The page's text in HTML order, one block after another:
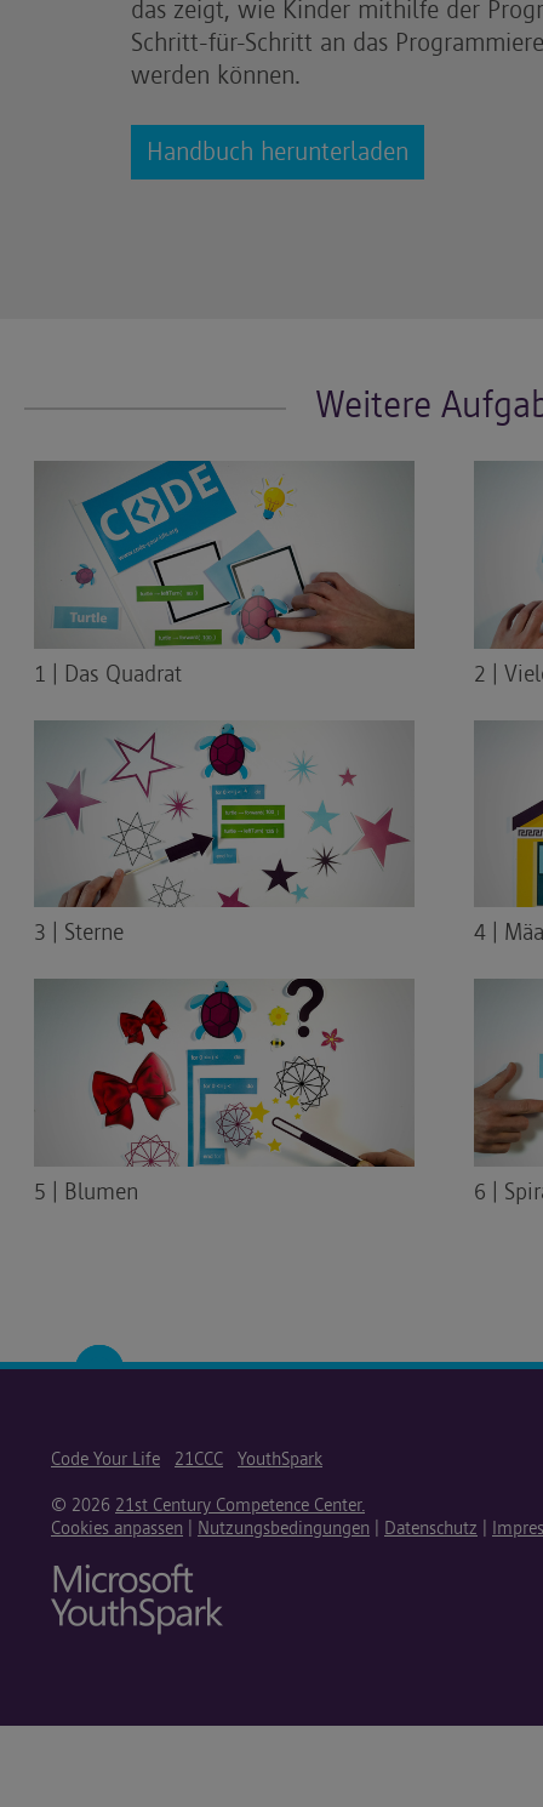
das zeigt, wie Kinder mithilfe der
Schritt-für-Schritt an das
werden können.
Handbuch herunterladen
Weitere
1 | Das Quadrat 2 |
3 | Sterne 4 |
5 | Blumen 6 |
Code Your Life 21CCC YouthSpark
© 2026 21st Century Competence Center.
Cookies anpassen
Nutzungsbedingungen Datenschutz